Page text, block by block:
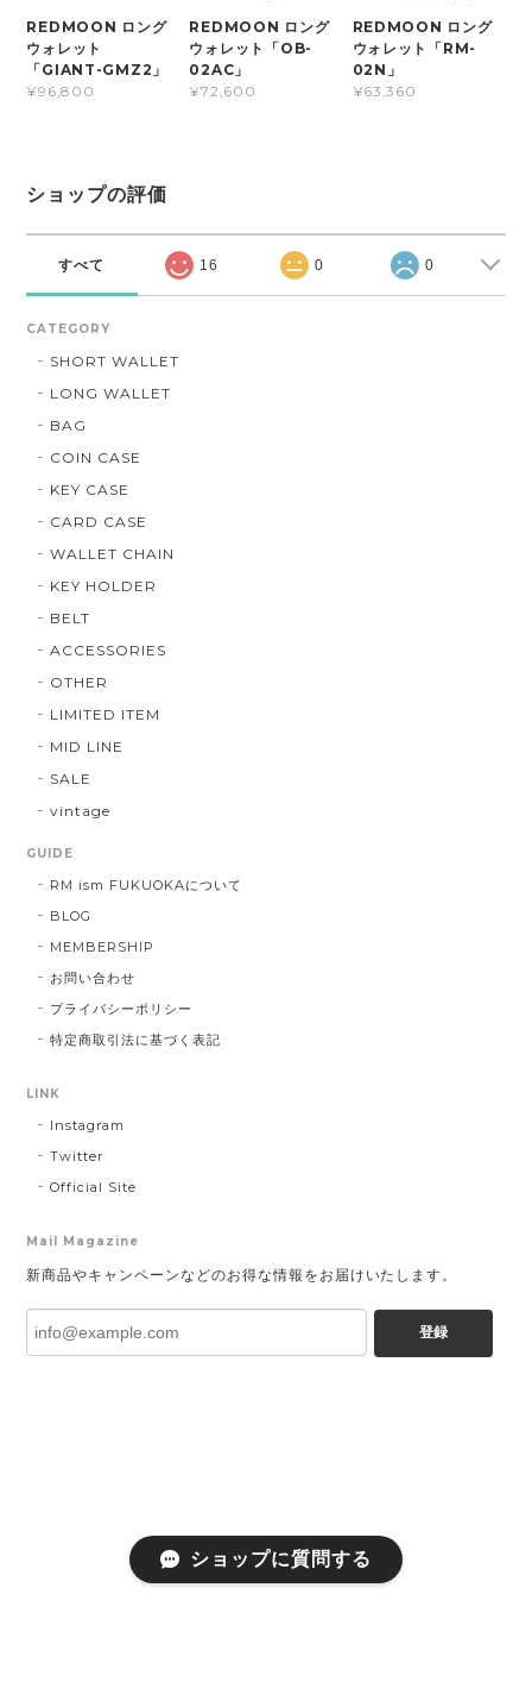
REDMOON ロング
ウォレット
「GIANT-GMZ2」
¥96,800
REDMOON ロング
ウォレット「OB-
02AC」
¥72,600
REDMOON ロング
ウォレット「RM-
02N」
¥63,360
ショップの評価
すべて 16 0 0
CATEGORY
SHORT WALLET
LONG WALLET
BAG
COIN CASE
KEY CASE
CARD CASE
WALLET CHAIN
KEY HOLDER
BELT
ACCESSORIES
OTHER
LIMITED ITEM
MID LINE
SALE
vintage
GUIDE
RM ism FUKUOKAについて
BLOG
MEMBERSHIP
お問い合わせ
プライバシーポリシー
特定商取引法に基づく表記
LINK
Instagram
Twitter
Official Site
Mail Magazine
新商品やキャンペーンなどのお得な情報をお届けいたします。
登録
ショップに質問する